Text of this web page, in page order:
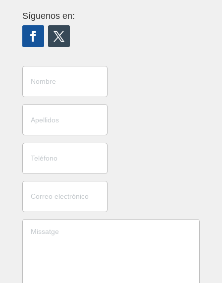
Síguenos en: